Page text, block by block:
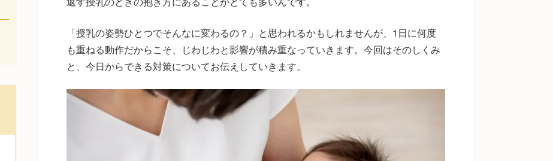
「授乳の姿勢ひとつでそんなに変わるの？」と思われるかもしれませんが、1日に何度
も重ねる動作だからこそ、じわじわと影響が積み重なっていきます。今回はそのしくみ
と、今日からできる対策についてお伝えしていきます。